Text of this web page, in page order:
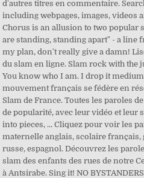
d'autres titres en commentaire.
including webpages, images, videos
Chorus is an allusion to two popular
are standing, standing apart" - a line
my plan, don't really give a damn!
du slam en ligne. Slam rock with the
You know who I am. I drop it
mouvement français se fédère en
Slam de France. Toutes les paroles
de popularité, avec leur vidéo et leur
into pieces, ... Cliquez pour voir les
maternelle anglais, scolaire français,
russe, espagnol. Découvrez les
slam des enfants des rues de notre
à Antsirabe. Sing it! NO